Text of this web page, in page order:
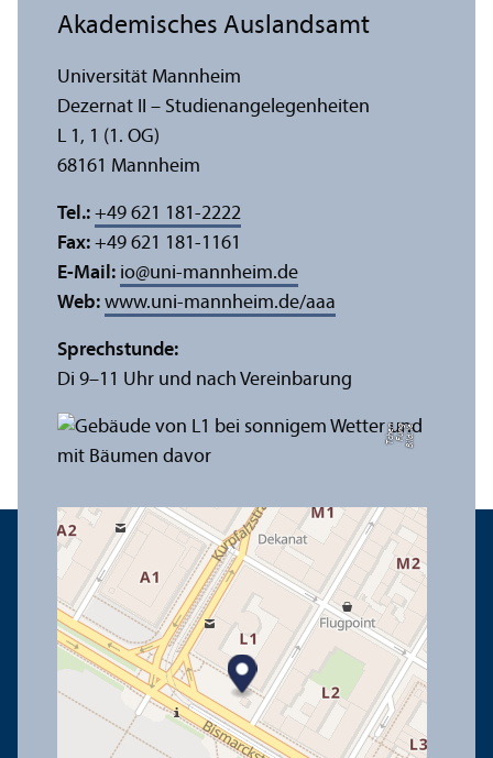
Bil
d:
Y
e
F
u
n
g
T
c
h
e
n
Akademisches Auslands­amt
Universität Mannheim
Dezernat II – Studien­angelegenheiten
L 1, 1 (1. OG)
68161 Mannheim
Tel.: +49 621 181-2222
Fax: +49 621 181-1161
E-Mail: io@uni-mannheim.de
Web: www.uni-mannheim.de/aaa
Sprechstunde:
Di 9–11 Uhr und nach Vereinbarung